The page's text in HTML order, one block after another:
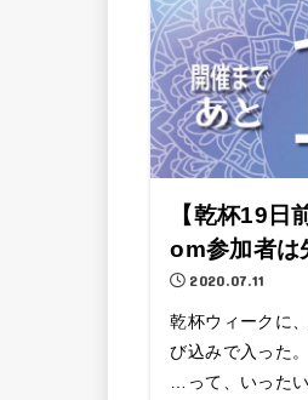
【乾杯19日
om参加者は
2020.07.11
乾杯ウィークに
び込みで入った
…って、いった